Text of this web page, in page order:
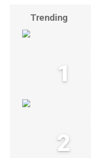
Trending
1
2